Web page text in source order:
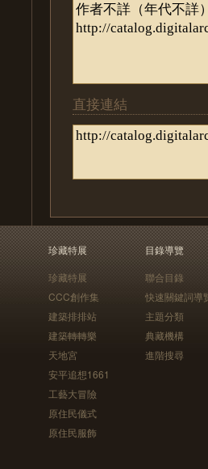
直接連結
珍藏特展
珍藏特展
CCC創作集
建築排排站
建築轉轉樂
天地宮
安平追想1661
工藝大冒險
原住民儀式
原住民服飾
目錄導覽
聯合目錄
快速關鍵詞導
主題分類
典藏機構
進階搜尋